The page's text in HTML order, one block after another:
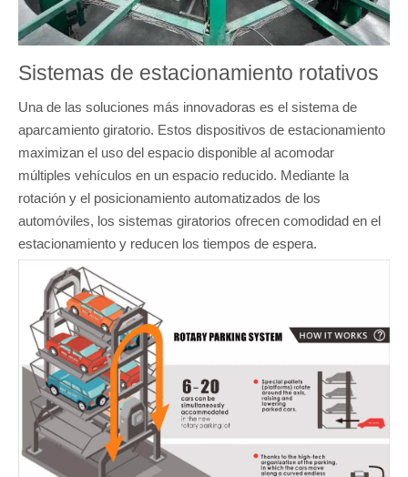
Sistemas de estacionamiento rotativos
Una de las soluciones más innovadoras es el sistema de
aparcamiento giratorio. Estos dispositivos de estacionamiento
maximizan el uso del espacio disponible al acomodar
múltiples vehículos en un espacio reducido. Mediante la
rotación y el posicionamiento automatizados de los
automóviles, los sistemas giratorios ofrecen comodidad en el
estacionamiento y reducen los tiempos de espera.